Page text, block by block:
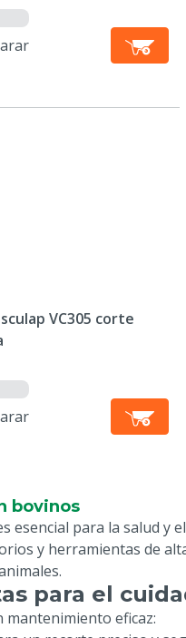
VC305 corte
bovinos
para la salud y
y herramientas de
para el
eficaz: